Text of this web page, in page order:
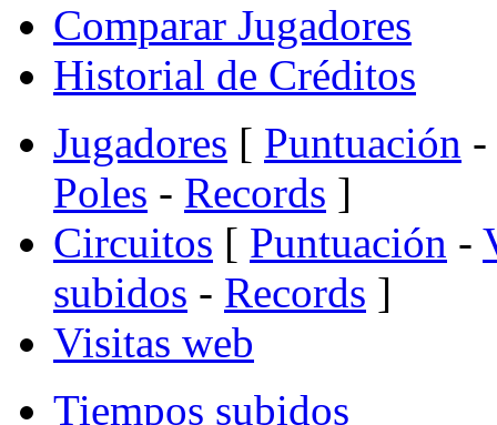
Comparar Jugadores
Historial de Créditos
Jugadores [ Puntuación -
Poles - Records ]
Circuitos [ Puntuación -
subidos - Records ]
Visitas web
Tiempos subidos